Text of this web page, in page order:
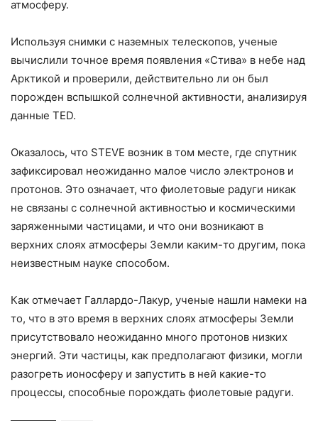
атмосферу.
Используя снимки с наземных телескопов, ученые
вычислили точное время появления «Стива» в небе над
Арктикой и проверили, действительно ли он был
порожден вспышкой солнечной активности, анализируя
данные TED.
Оказалось, что STEVE возник в том месте, где спутник
зафиксировал неожиданно малое число электронов и
протонов. Это означает, что фиолетовые радуги никак
не связаны с солнечной активностью и космическими
заряженными частицами, и что они возникают в
верхних слоях атмосферы Земли каким-то другим, пока
неизвестным науке способом.
Как отмечает Галлардо-Лакур, ученые нашли намеки на
то, что в это время в верхних слоях атмосферы Земли
присутствовало неожиданно много протонов низких
энергий. Эти частицы, как предполагают физики, могли
разогреть ионосферу и запустить в ней какие-то
процессы, способные порождать фиолетовые радуги.